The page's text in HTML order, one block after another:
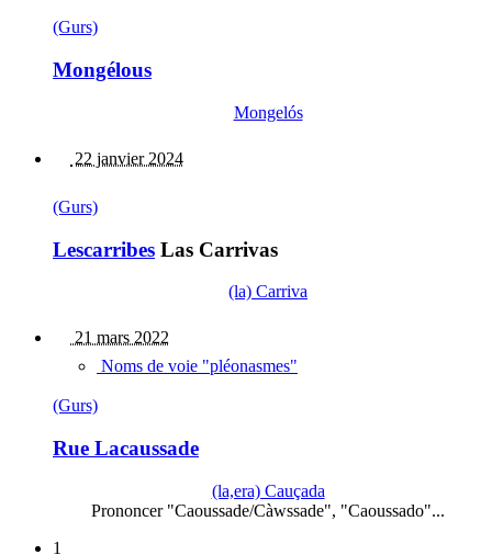
(Gurs)
Mongélous
Mongelós
22 janvier 2024
(Gurs)
Lescarribes Las Carrivas
(la) Carriva
21 mars 2022
Noms de voie "pléonasmes"
(Gurs)
Rue Lacaussade
(la,era) Cauçada
Prononcer "Caoussade/Càwssade", "Caoussado"...
1